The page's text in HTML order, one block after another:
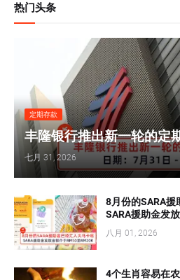
热门头条
定期存款
丰隆银行推出新一轮的定
七月 31, 2026
8月份的SARA援
SARA援助金发
八月 01, 2026
4个生肖容易在